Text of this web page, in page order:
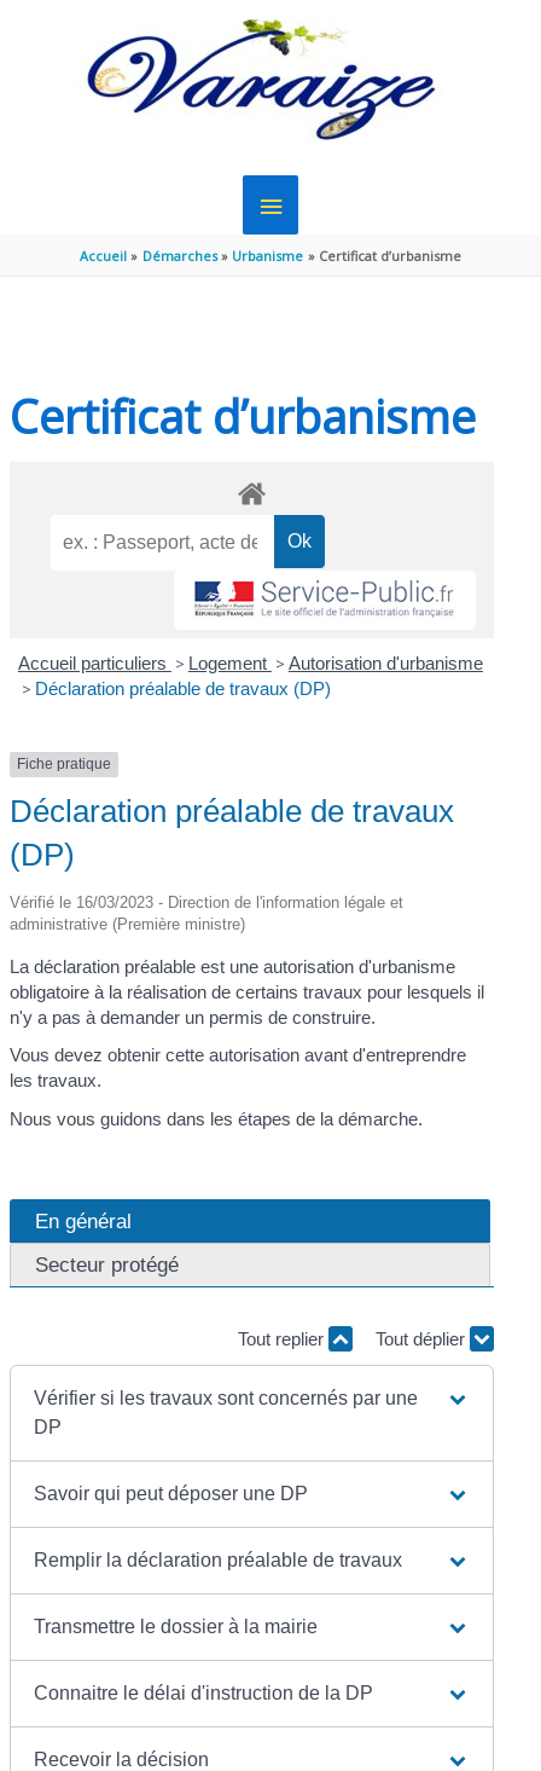
MENU
PRINCIPAL
Accueil Démarches Urbanisme Certificat d’urbanisme
Certificat d’urbanisme
Accueil particuliers > Logement > Autorisation d'urbanisme
> Déclaration préalable de travaux (DP)
Fiche pratique
Déclaration préalable de travaux
(DP)
Vérifié le 16/03/2023 - Direction de l'information légale et
administrative (Première ministre)
La déclaration préalable est une autorisation d'urbanisme
obligatoire à la réalisation de certains travaux pour lesquels il
n'y a pas à demander un permis de construire.
Vous devez obtenir cette autorisation avant d'entreprendre
les travaux.
Nous vous guidons dans les étapes de la démarche.
En général
Secteur protégé
Tout replier Tout déplier
Vérifier si les travaux sont concernés par une
DP
Savoir qui peut déposer une DP
Remplir la déclaration préalable de travaux
Transmettre le dossier à la mairie
Connaitre le délai d'instruction de la DP
Recevoir la décision